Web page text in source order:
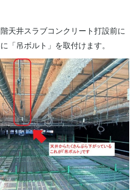
階天井スラブコンクリート打設前に
「吊ボルト」を取付けます。